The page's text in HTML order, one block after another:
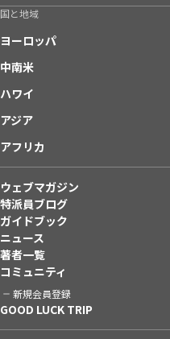
国と地域
ヨーロッパ
中南米
ハワイ
アジア
アフリカ
ウェブマガジン
特派員ブログ
ガイドブック
ニュース
著者一覧
コミュニティ
新規会員登録
GOOD LUCK TRIP